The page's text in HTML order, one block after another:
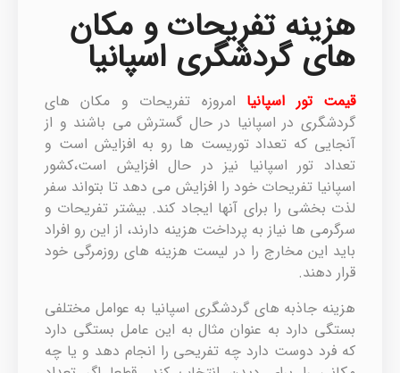
هزینه تفریحات و مکان
های گردشگری اسپانیا
قیمت تور اسپانیا امروزه تفریحات و مکان های
گردشگری در اسپانیا در حال گسترش می باشند و از
آنجایی که تعداد توریست ها رو به افزایش است و
تعداد تور اسپانیا نیز در حال افزایش است،کشور
اسپانیا تفریحات خود را افزایش می دهد تا بتواند سفر
لذت بخشی را برای آنها ایجاد کند. بیشتر تفریحات و
سرگرمی ها نیاز به پرداخت هزینه دارند، از این رو افراد
باید این مخارج را در لیست هزینه های روزمرگی خود
قرار دهند.
هزینه جاذبه های گردشگری اسپانیا به عوامل مختلفی
بستگی دارد به عنوان مثال به این عامل بستگی دارد
که فرد دوست دارد چه تفریحی را انجام دهد و یا چه